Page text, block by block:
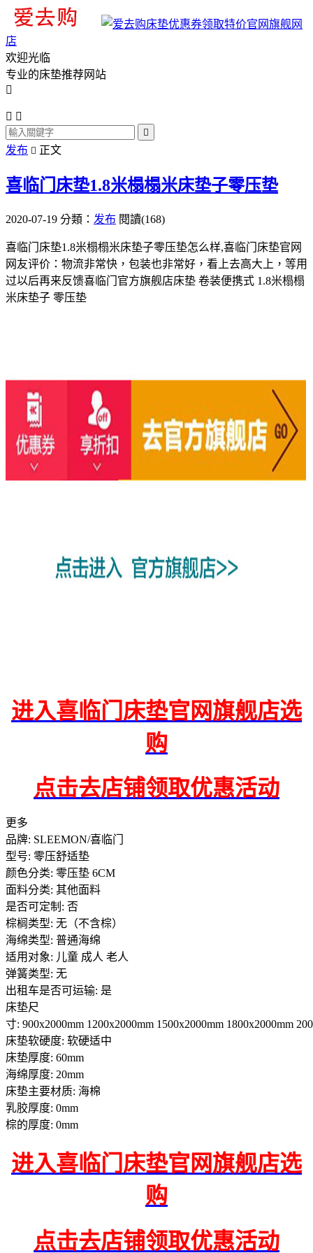
旗舰网
店
欢迎光临
专业的床垫推荐网站

 

发布  正文
喜临门床垫1.8米榻榻米床垫子零压垫
2020-07-19 分類： 发布 閱讀(168)
喜临门床垫1.8米榻榻米床垫子零压垫怎么样,喜临门床垫官网
网友评价：物流非常快，包装也非常好，看上去高大上，等用
过以后再来反馈喜临门官方旗舰店床垫 卷装便携式 1.8米榻榻
米床垫子 零压垫
进入喜临门床垫官网旗舰店选
购
点击去店铺领取优惠活动
更多
品牌: SLEEMON/喜临门
型号: 零压舒适垫
颜色分类: 零压垫 6CM
面料分类: 其他面料
是否可定制: 否
棕榈类型: 无（不含棕）
海绵类型: 普通海绵
适用对象: 儿童 成人 老人
弹簧类型: 无
出租车是否可运输: 是
床垫尺
寸: 900x2000mm 1200x2000mm 1500x2000mm 1800x2000mm
床垫软硬度: 软硬适中
床垫厚度: 60mm
海绵厚度: 20mm
床垫主要材质: 海棉
乳胶厚度: 0mm
棕的厚度: 0mm
进入喜临门床垫官网旗舰店选
购
点击去店铺领取优惠活动